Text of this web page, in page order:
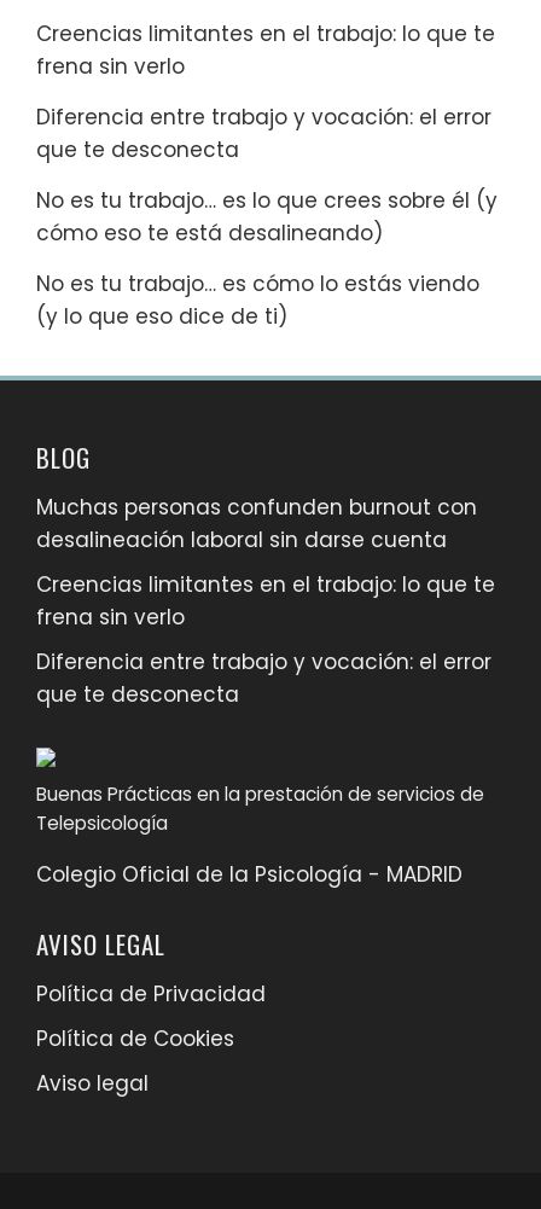
Creencias limitantes en el trabajo: lo que te
frena sin verlo
Diferencia entre trabajo y vocación: el error
que te desconecta
No es tu trabajo… es lo que crees sobre él (y
cómo eso te está desalineando)
No es tu trabajo… es cómo lo estás viendo
(y lo que eso dice de ti)
BLOG
Muchas personas confunden burnout con
desalineación laboral sin darse cuenta
Creencias limitantes en el trabajo: lo que te
frena sin verlo
Diferencia entre trabajo y vocación: el error
que te desconecta
Buenas Prácticas en la prestación de servicios de
Telepsicología
Colegio Oficial de la Psicología - MADRID
AVISO LEGAL
Política de Privacidad
Política de Cookies
Aviso legal